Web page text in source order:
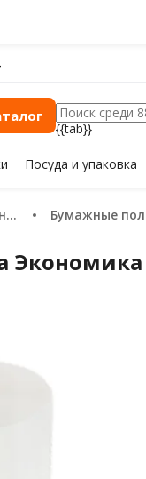
{{tab}}
Посуда и упаковка
Бумажные